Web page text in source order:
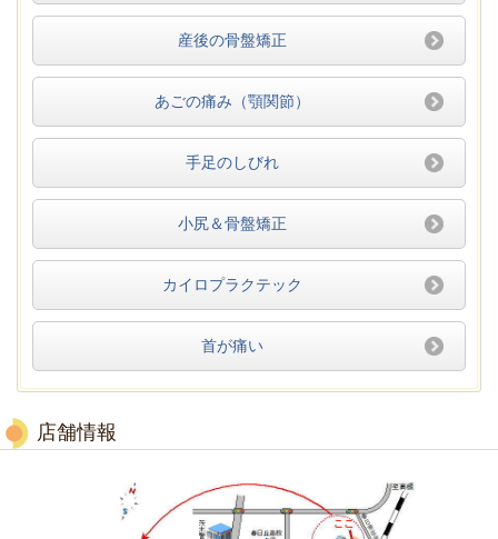
産後の骨盤矯正
あごの痛み（顎関節）
手足のしびれ
小尻＆骨盤矯正
カイロプラクテック
首が痛い
店舗情報